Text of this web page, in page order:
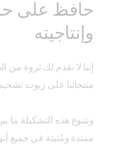
حافظ على
وإنتاجيته
إننا لا نقدم لك ثروة
منتجاتنا على زيوت
وتتنوع هذه التشكيلة
ممتدة ومُثبتة في جميع